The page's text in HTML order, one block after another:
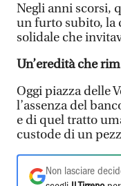
Negli anni scorsi,
un furto subito, la
solidale che
Un’eredità che
Oggi piazza delle
l’assenza del
e di quel tratto
custode di un
Non lasciare